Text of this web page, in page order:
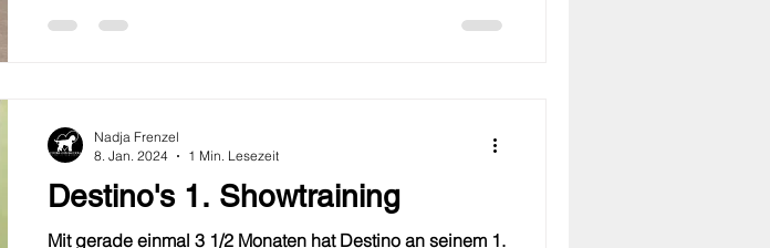
Destino's 1. Showtraining
Mit gerade einmal 3 1/2 Monaten hat Destino an seinem 1.
Nadja Frenzel
8. Jan. 2024
1 Min. Lesezeit